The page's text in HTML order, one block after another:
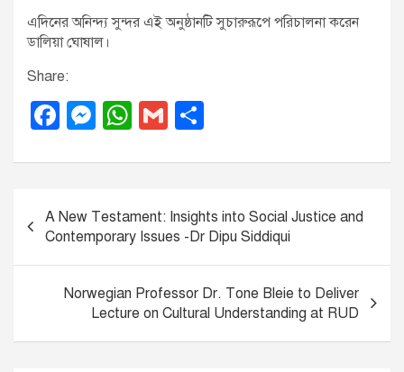
এদিনের অনিন্দ্য সুন্দর এই অনুষ্ঠানটি সুচারুরূপে পরিচালনা করেন
ডালিয়া ঘোষাল।
Share:
F
c
e
b
o
o
M
ss
e
n
g
er
W
at
A
p
p
G
ail ar
e
s
a
A New Testament: Insights into Social Justice and
Contemporary Issues -Dr Dipu Siddiqui
Norwegian Professor Dr. Tone Bleie to Deliver
Lecture on Cultural Understanding at RUD